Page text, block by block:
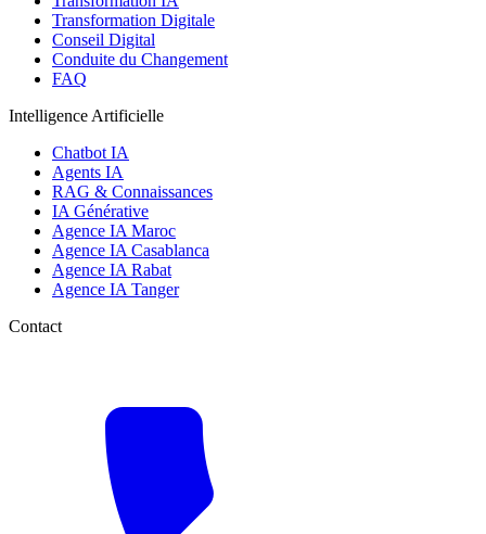
Transformation Digitale
Conseil Digital
Conduite du Changement
FAQ
Intelligence Artificielle
Chatbot IA
Agents IA
RAG & Connaissances
IA Générative
Agence IA Maroc
Agence IA Casablanca
Agence IA Rabat
Agence IA Tanger
Contact